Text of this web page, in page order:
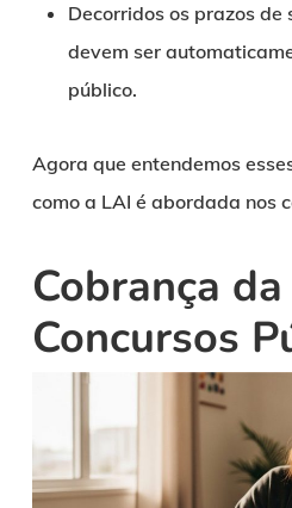
Decorridos os prazos de
devem ser
público.
Agora que entendemos
como a LAI é abordada nos
Cobrança
Concursos